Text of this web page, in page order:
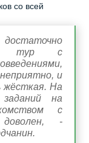
со всей
тур с
и
жёсткая. На
на
с
доволен, -